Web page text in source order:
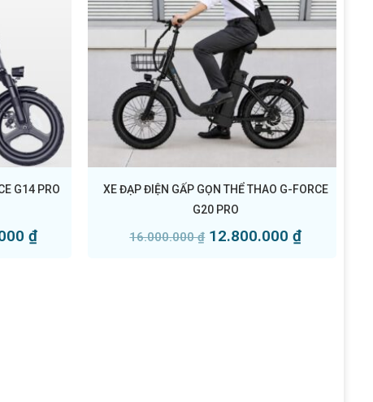
G14 PRO
₫
XE ĐẠP ĐIỆN GẤP GỌN THỂ THAO G-FORCE
G20 PRO
16.000.000₫ 12.800.000₫